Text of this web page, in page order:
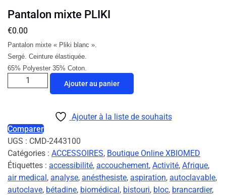
Pantalon mixte PLIKI
€0.00
Pantalon mixte « Pliki blanc ».
Sergé. Ceinture élastiquée.
65% Polyester 35% Coton.
Ajouter au panier
Ajouter à la liste de souhaits
Comparer
UGS : CMD-2443100
Catégories : ACCESSOIRES, Boutique Online XBIOMED
Étiquettes : accessibilité, accouchement, Activité, Afrique,
air medical, analyse, anésthesiste, aspiration, autoclavable,
autoclave, bétadine, biomédical, bistouri, bloc, brancardier,